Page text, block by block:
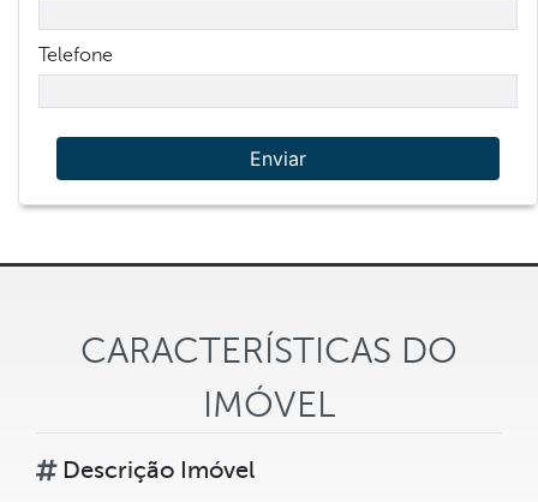
Telefone
Enviar
CARACTERÍSTICAS DO
IMÓVEL
Descrição Imóvel